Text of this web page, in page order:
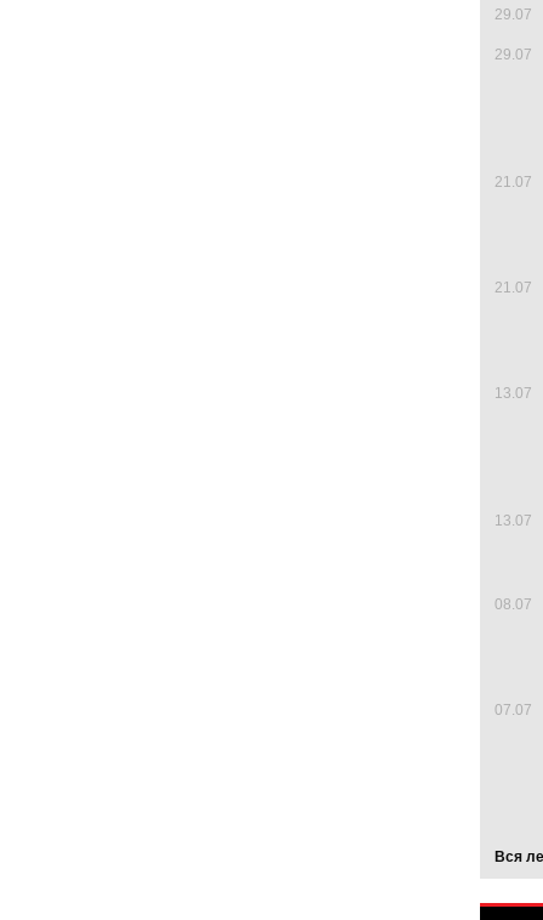
29.07
29.07
21.07
21.07
13.07
13.07
08.07
07.07
Вся